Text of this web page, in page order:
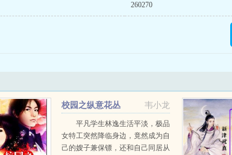
260270
韦小龙
校园之纵意花丛
平凡学生林逸生活平淡，极品
女特工突然降临身边，竟然成为自
己的嫂子兼保镖，还和自己同居从